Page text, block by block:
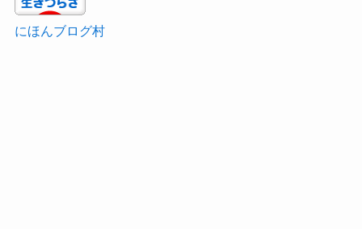
にほんブログ村